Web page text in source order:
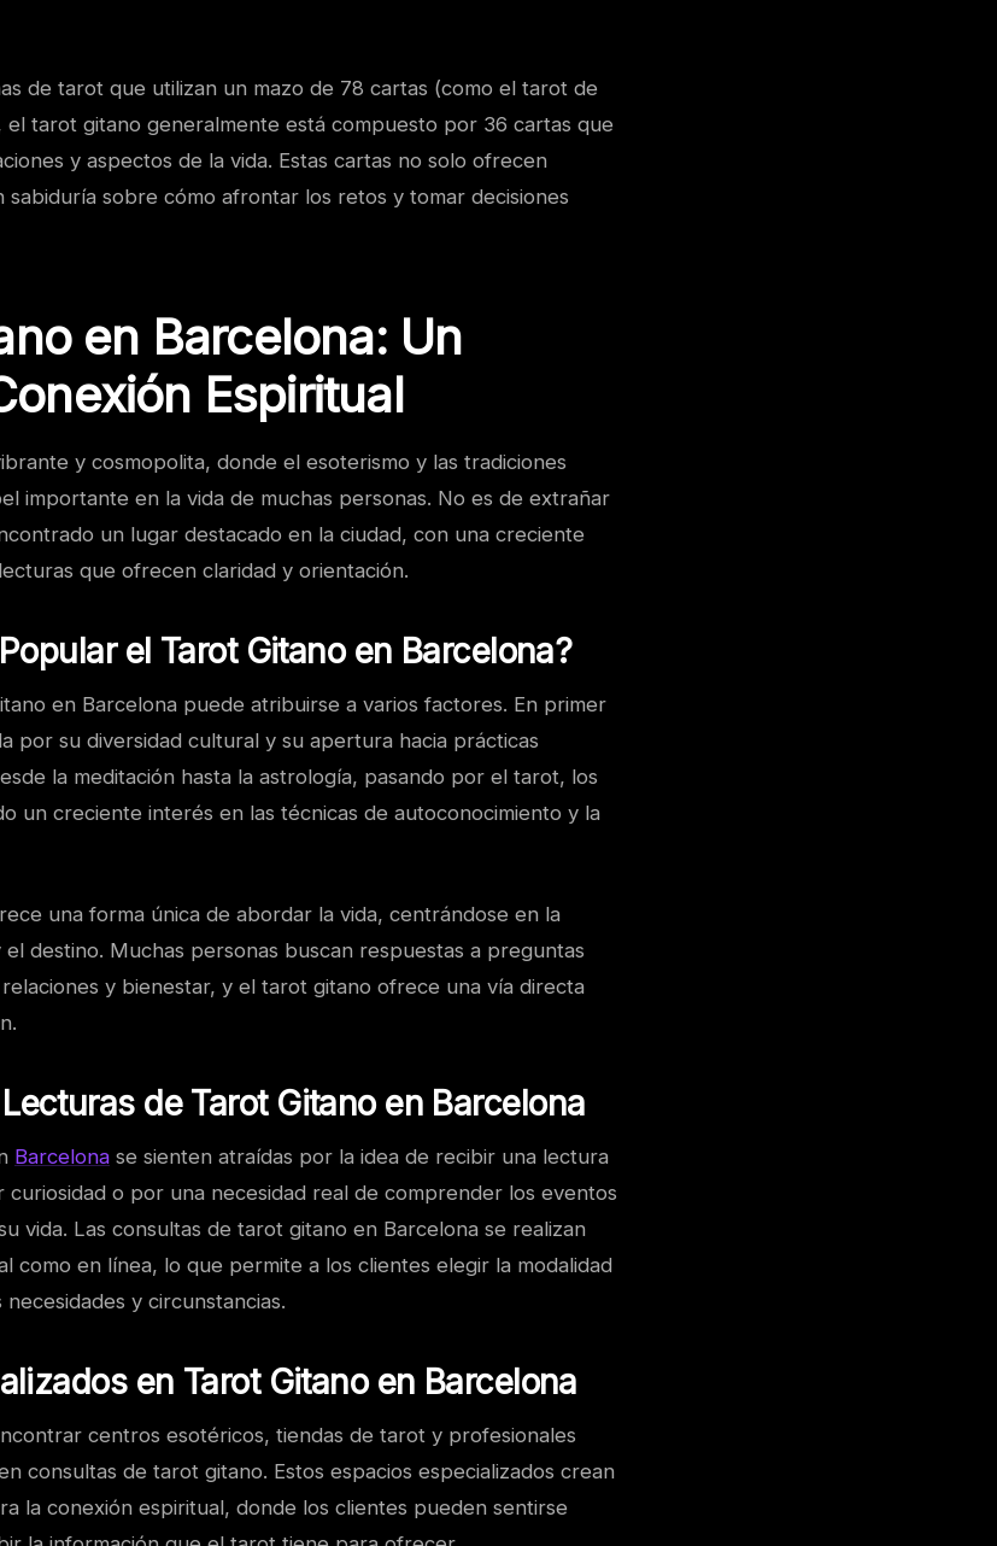
de tarot que utilizan un mazo de 78 cartas (como el tarot de
el tarot gitano generalmente está compuesto por 36 cartas que
y aspectos de la vida. Estas cartas no solo ofrecen
sabiduría sobre cómo afrontar los retos y tomar decisiones
en Barcelona: Un
Espiritual
y cosmopolita, donde el esoterismo y las tradiciones
importante en la vida de muchas personas. No es de extrañar
un lugar destacado en la ciudad, con una creciente
que ofrecen claridad y orientación.
el Tarot Gitano en Barcelona?
en Barcelona puede atribuirse a varios factores. En primer
por su diversidad cultural y su apertura hacia prácticas
la meditación hasta la astrología, pasando por el tarot, los
un creciente interés en las técnicas de autoconocimiento y la
una forma única de abordar la vida, centrándose en la
destino. Muchas personas buscan respuestas a preguntas
y bienestar, y el tarot gitano ofrece una vía directa
de Tarot Gitano en Barcelona
Barcelona se sienten atraídas por la idea de recibir una lectura
o por una necesidad real de comprender los eventos
vida. Las consultas de tarot gitano en Barcelona se realizan
como en línea, lo que permite a los clientes elegir la modalidad
y circunstancias.
en Tarot Gitano en Barcelona
centros esotéricos, tiendas de tarot y profesionales
consultas de tarot gitano. Estos espacios especializados crean
la conexión espiritual, donde los clientes pueden sentirse